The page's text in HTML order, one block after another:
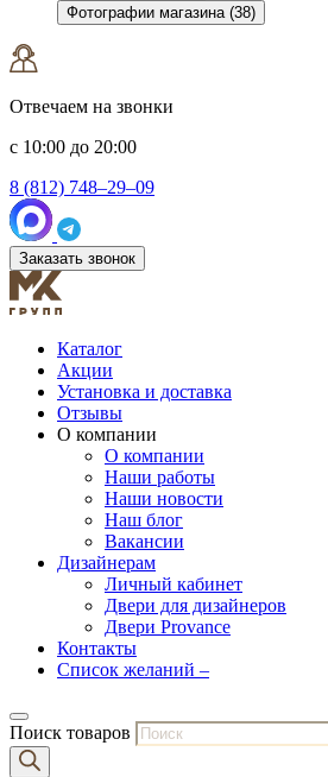
Фотографии магазина (38)
Отвечаем на звонки
с 10:00 до 20:00
8 (812) 748–29–09
Заказать звонок
Каталог
Акции
Установка и доставка
Отзывы
О компании
О компании
Наши работы
Наши новости
Наш блог
Вакансии
Дизайнерам
Личный кабинет
Двери для дизайнеров
Двери Provance
Контакты
Список желаний –
Поиск товаров